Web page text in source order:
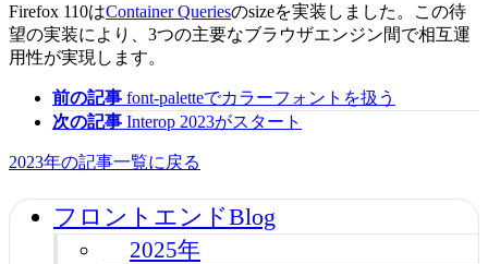
Firefox 110はContainer Queriesのsizeを実装しました。この待
望の実装により、3つの主要なブラウザエンジン間で相互運
用性が実現します。
前の記事 font-paletteでカラーフォントを扱う
次の記事 Interop 2023がスタート
2023年の記事一覧に戻る
フロントエンドBlog
2025年